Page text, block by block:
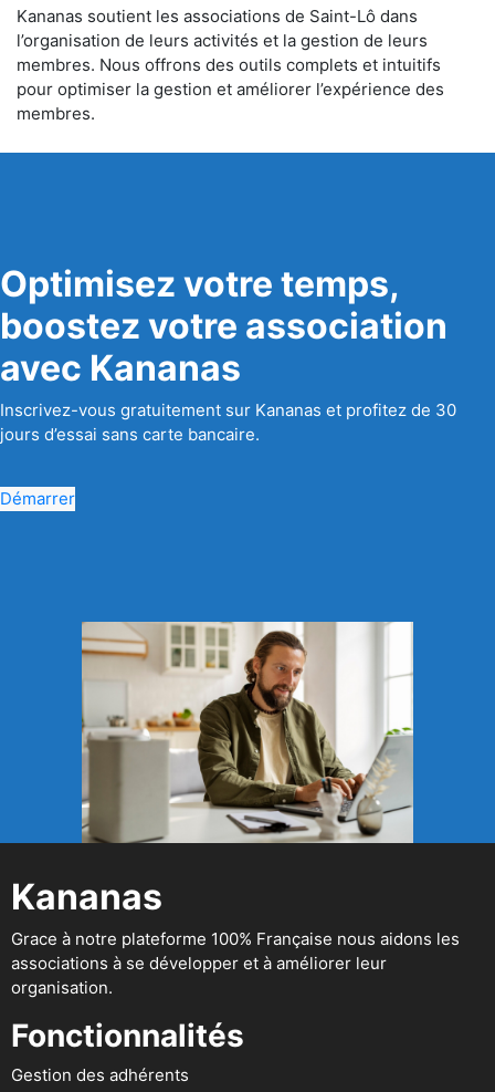
Kananas soutient les associations de Saint-Lô dans
l’organisation de leurs activités et la gestion de leurs
membres. Nous offrons des outils complets et intuitifs
pour optimiser la gestion et améliorer l’expérience des
membres.
Optimisez votre temps,
boostez votre association
avec Kananas
Inscrivez-vous gratuitement sur Kananas et profitez de 30
jours d’essai sans carte bancaire.
Démarrer
Kananas
Grace à notre plateforme 100% Française nous aidons les
associations à se développer et à améliorer leur
organisation.
Fonctionnalités
Gestion des adhérents